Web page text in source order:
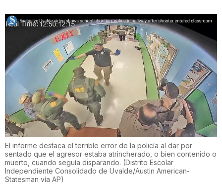
El informe destaca el terrible error de la policía al dar por
sentado que el agresor estaba atrincherado, o bien contenido o
muerto, cuando seguía disparando. (Distrito Escolar
Independiente Consolidado de Uvalde/Austin American-
Statesman vía AP)